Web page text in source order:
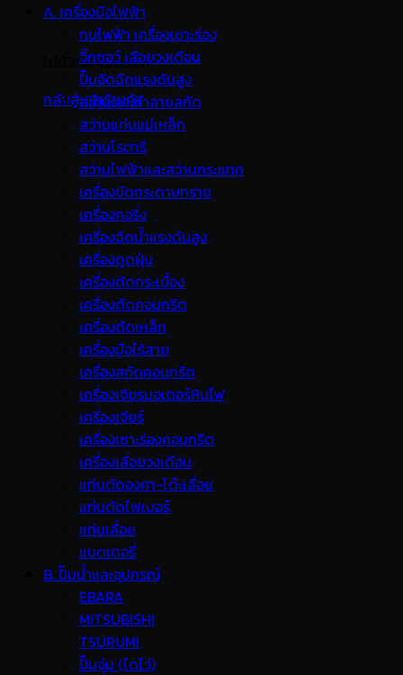
ไม่มีสินค้าในตะกร้า
กลับสู่หน้าร้านค้า
A. เครื่องมือไฟฟ้า
กบไฟฟ้า เครื่องเซาะร่อง
จิ๊กซอว์ เลื่อยวงเดือน
ปั๊มอัดฉีดแรงดันสูง
สว่านเจาะทำลายสกัด
สว่านแท่นแม่เหล็ก
สว่านโรตารี
สว่านไฟฟ้าและสว่านกระแทก
เครื่องขัดกระดาษทราย
เครื่องคอริ่ง
เครื่องฉีดน้ำแรงดันสูง
เครื่องดูดฝุ่น
เครื่องตัดกระเบื้อง
เครื่องตัดคอนกรีต
เครื่องตัดเหล็ก
เครื่องมือไร้สาย
เครื่องสกัดคอนกรีต
เครื่องเจียรมอเตอร์หินไฟ
เครื่องเจียร์
เครื่องเซาะร่องคอนกรีต
เครื่องเลื่อยวงเดือน
แท่นตัดองศา-โต๊ะเลื่อย
แท่นตัดไฟเบอร์
แท่นเลื่อย
แบตเตอรี่
B. ปั๊มน้ำและอุปกรณ์
EBARA
MITSUBISHI
TSURUMI
ปั๊มจุ่ม (ไดโว่)